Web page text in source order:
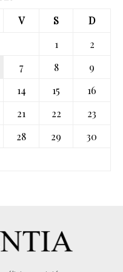
V S
D
1
2
7 8
9
14 15
16
21 22
23
28 29
30